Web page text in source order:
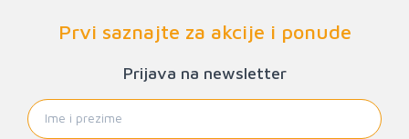
Prvi saznajte za akcije i ponude
Prijava na newsletter